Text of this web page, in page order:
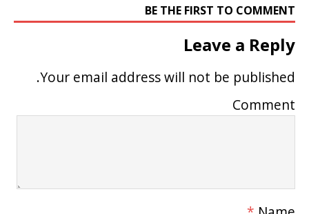
BE THE FIRST TO COMMENT
Leave a Reply
Your email address will not be published.
Comment